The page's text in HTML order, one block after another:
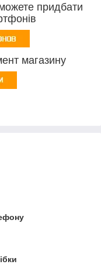
придбати
магазину